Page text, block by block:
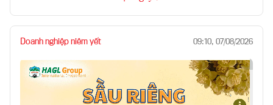
Doanh nghiệp niêm yết 09:10, 07/08/2026